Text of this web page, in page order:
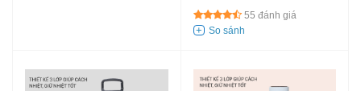
55 đánh giá